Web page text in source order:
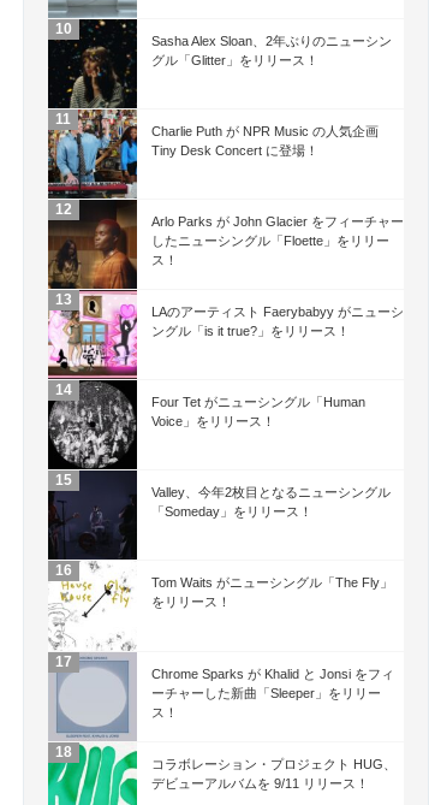
Sasha Alex Sloan、2年ぶりのニューシン
グル「Glitter」をリリース！
Charlie Puth が NPR Music の人気企画
Tiny Desk Concert に登場！
Arlo Parks が John Glacier をフィーチャー
したニューシングル「Floette」をリリー
ス！
LAのアーティスト Faerybabyy がニューシ
ングル「is it true?」をリリース！
Four Tet がニューシングル「Human
Voice」をリリース！
Valley、今年2枚目となるニューシングル
「Someday」をリリース！
Tom Waits がニューシングル「The Fly」
をリリース！
Chrome Sparks が Khalid と Jonsi をフィ
ーチャーした新曲「Sleeper」をリリー
ス！
コラボレーション・プロジェクト HUG、
デビューアルバムを 9/11 リリース！